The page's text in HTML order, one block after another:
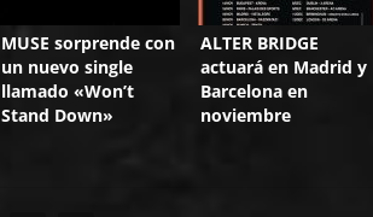
MUSE sorprende con
un nuevo single
llamado «Won’t
Stand Down»
ALTER BRIDGE
actuará en Madrid y
Barcelona en
noviembre